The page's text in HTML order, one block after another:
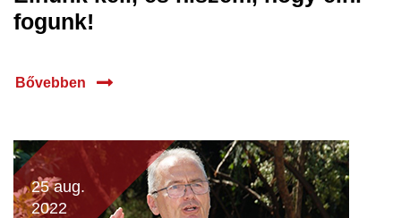
fogunk!
Bővebben
25 aug.
2022